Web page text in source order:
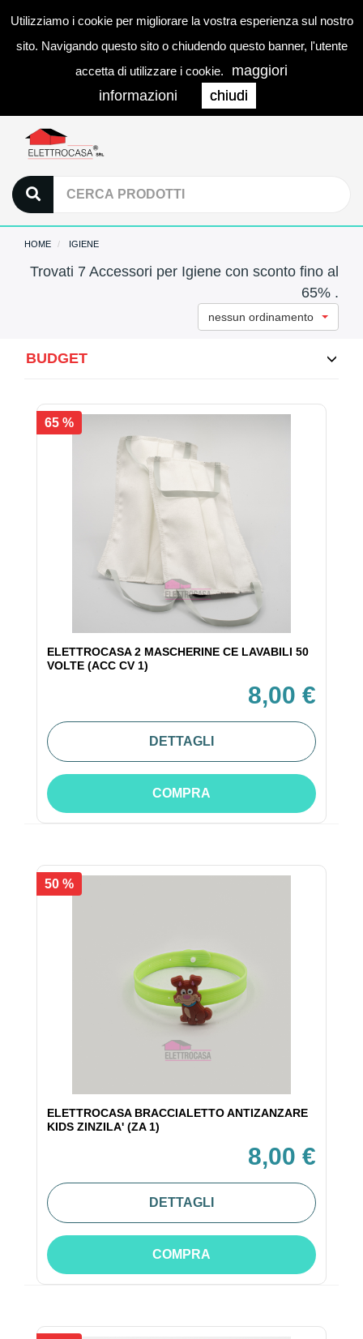
Utilizziamo i cookie per migliorare la vostra esperienza sul nostro
sito. Navigando questo sito o chiudendo questo banner, l'utente
accetta di utilizzare i cookie.
maggiori
informazioni
chiudi
0
HOME IGIENE
Trovati 7 Accessori per Igiene con sconto fino al
65% .
nessun ordinamento
BUDGET
65 %
ELETTROCASA 2 MASCHERINE CE LAVABILI 50
VOLTE (ACC CV 1)
8,00 €
DETTAGLI
COMPRA
50 %
ELETTROCASA BRACCIALETTO ANTIZANZARE
KIDS ZINZILA' (ZA 1)
8,00 €
DETTAGLI
COMPRA